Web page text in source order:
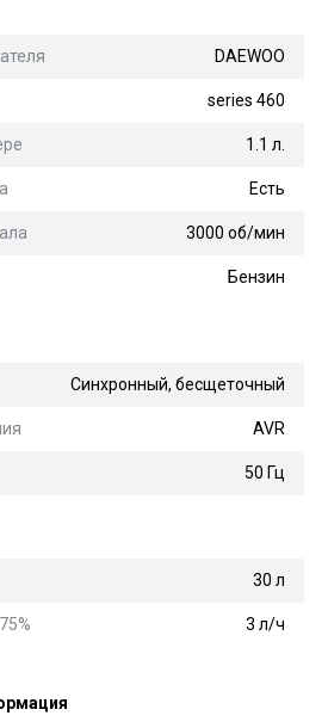
DAEWOO
series 460
1.1 л.
Есть
3000 об/мин
Бензин
Синхронный, бесщеточный
AVR
50 Гц
30 л
3 л/ч